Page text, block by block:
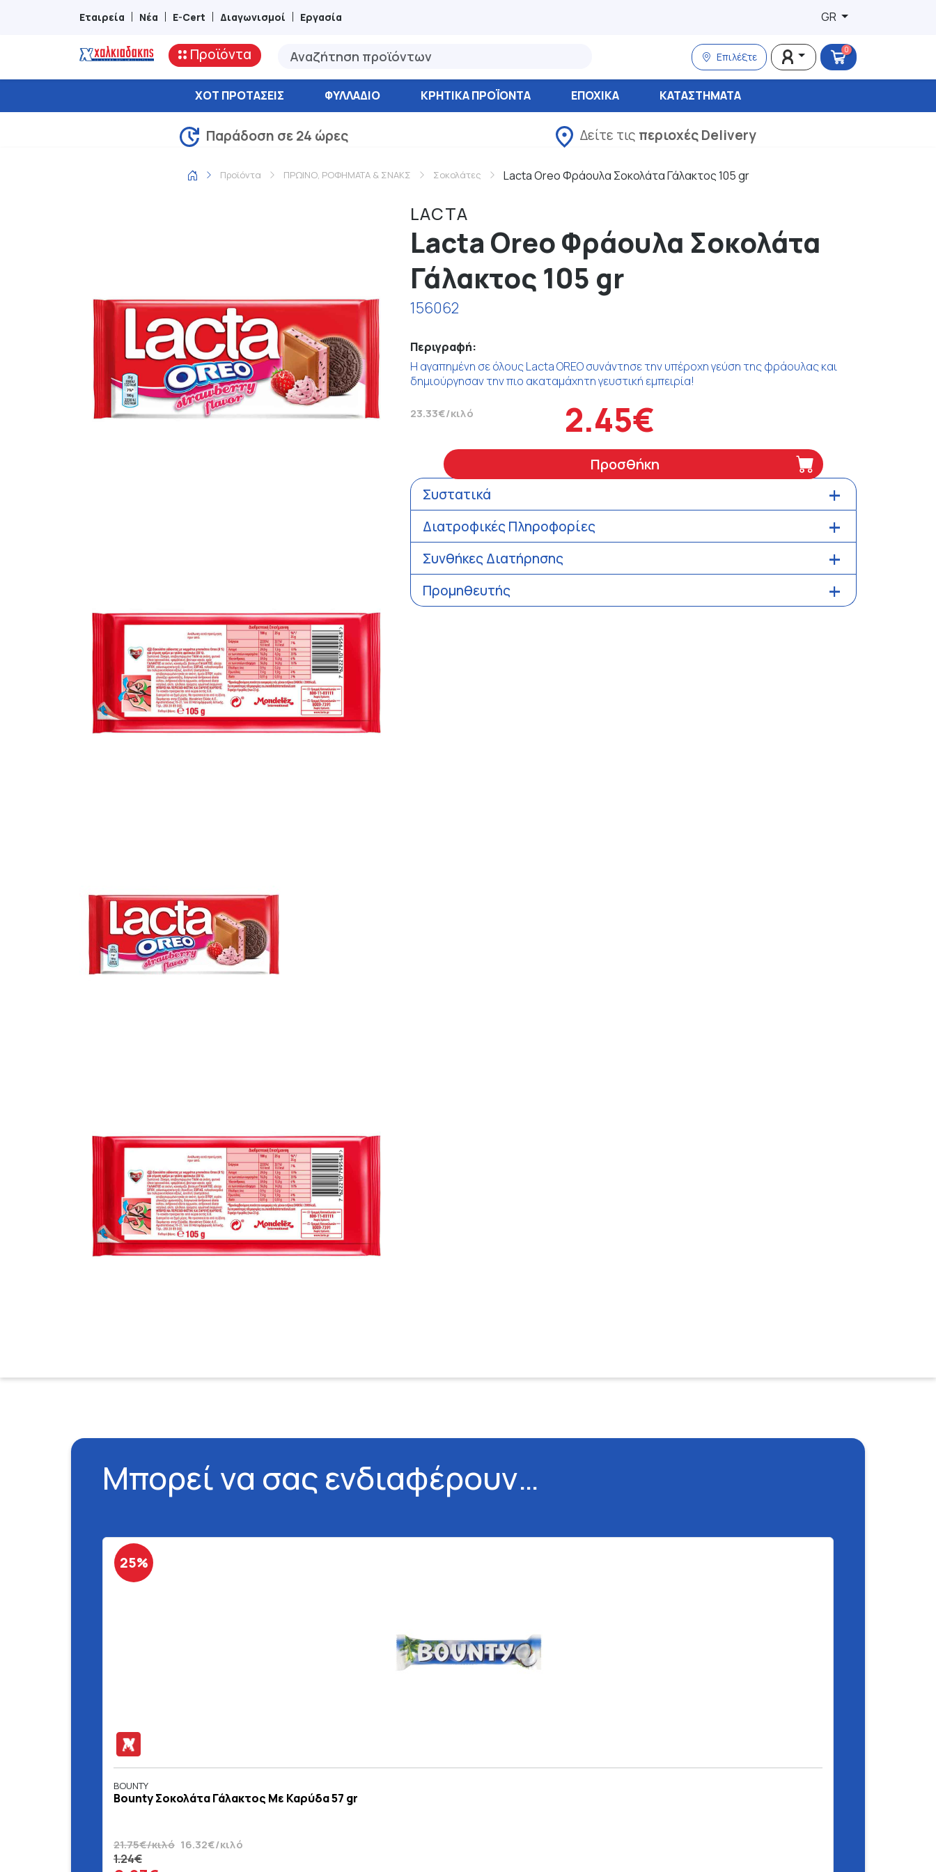
Εταιρεία Νέα E-Cert Διαγωνισμοί Εργασία GR
Προϊόντα Επιλέξτε
0
ΧΟΤ ΠΡΟΤΆΣΕΙΣ ΦΥΛΛΆΔΙΟ ΚΡΗΤΙΚΑ ΠΡΟΪΟΝΤΑ ΕΠΟΧΙΚΑ ΚΑΤΑΣΤΉΜΑΤΑ
Παράδοση σε 24 ώρες Δείτε τις περιοχές Delivery
Προϊόντα ΠΡΩΙΝΟ, ΡΟΦΗΜΑΤΑ & ΣΝΑΚΣ Σοκολάτες Lacta Oreo Φράουλα Σοκολάτα Γάλακτος 105 gr
LACTA
Lacta Oreo Φράουλα Σοκολάτα
Γάλακτος 105 gr
156062
Περιγραφή:
Η αγαπημένη σε όλους Lacta OREO συνάντησε την υπέροχη γεύση της φράουλας και
δημιούργησαν την πιο ακαταμάχητη γευστική εμπειρία!
23.33€/κιλό 2.45€
Προσθήκη
Συστατικά
Διατροφικές Πληροφορίες
Συνθήκες Διατήρησης
Προμηθευτής
Μπορεί να σας ενδιαφέρουν…
25%
BOUNTY
Bounty Σοκολάτα Γάλακτος Με Καρύδα 57 gr
21.75€/κιλό 16.32€/κιλό
1.24€